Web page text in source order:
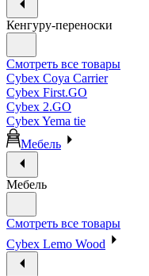
Кенгуру-переноски
Смотреть все товары
Cybex Coya Carrier
Cybex First.GO
Cybex 2.GO
Cybex Yema tie
Мебель
Мебель
Смотреть все товары
Cybex Lemo Wood